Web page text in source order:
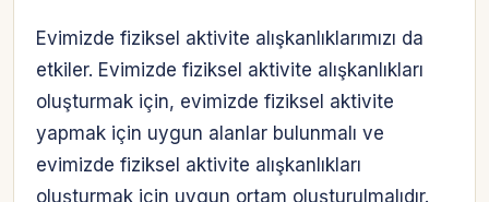
Evimizde fiziksel aktivite alışkanlıklarımızı da
etkiler. Evimizde fiziksel aktivite alışkanlıkları
oluşturmak için, evimizde fiziksel aktivite
yapmak için uygun alanlar bulunmalı ve
evimizde fiziksel aktivite alışkanlıkları
oluşturmak için uygun ortam oluşturulmalıdır.